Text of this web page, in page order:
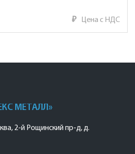
₽ Цена с НДС
МЕТАЛЛ»
, 2-й Рощинский пр-д, д.